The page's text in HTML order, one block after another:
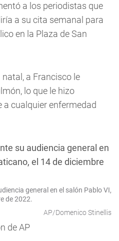
a los periodistas que
a su cita semanal para
en la Plaza de San
natal, a Francisco le
lo que le hizo
cualquier enfermedad
general en el salón Pablo VI,
de 2022.
AP/Domenico Stinellis
de AP